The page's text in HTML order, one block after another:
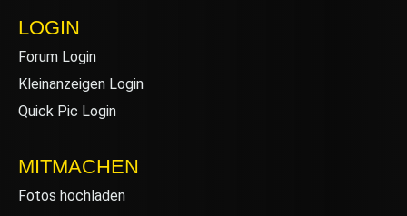
LOGIN
Forum Login
Kleinanzeigen Login
Quick Pic Login
MITMACHEN
Fotos hochladen